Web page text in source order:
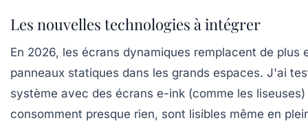
Les nouvelles technologies à intégrer
En 2026, les écrans dynamiques remplacent de plus
panneaux statiques dans les grands espaces. J'ai
système avec des écrans e-ink (comme les liseuses)
consomment presque rien, sont lisibles même en